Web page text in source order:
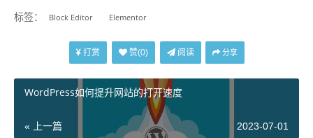
标签： Block Editor Elementor
打赏 赞(0) 阅读 分享
WordPress如何提升网站的打开速度
« 上一篇 2023-07-01